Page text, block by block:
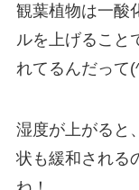
観葉植物は一酸
ルを上げること
れてるんだって
湿度が上がると
状も緩和される